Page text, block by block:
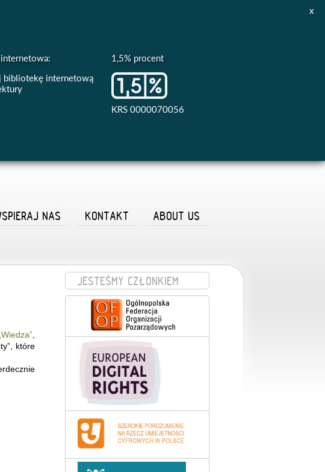
internetowa:
bibliotekę internetową
1,5% procent
KRS 0000070056
x
ABOUT US
KONTAKT
NAS
„Wiedza”
które
JESTEŚMY CZŁONKIEM